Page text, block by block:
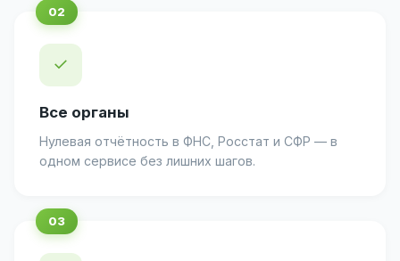
✓
Все органы
Нулевая отчётность в ФНС, Росстат и СФР — в
одном сервисе без лишних шагов.